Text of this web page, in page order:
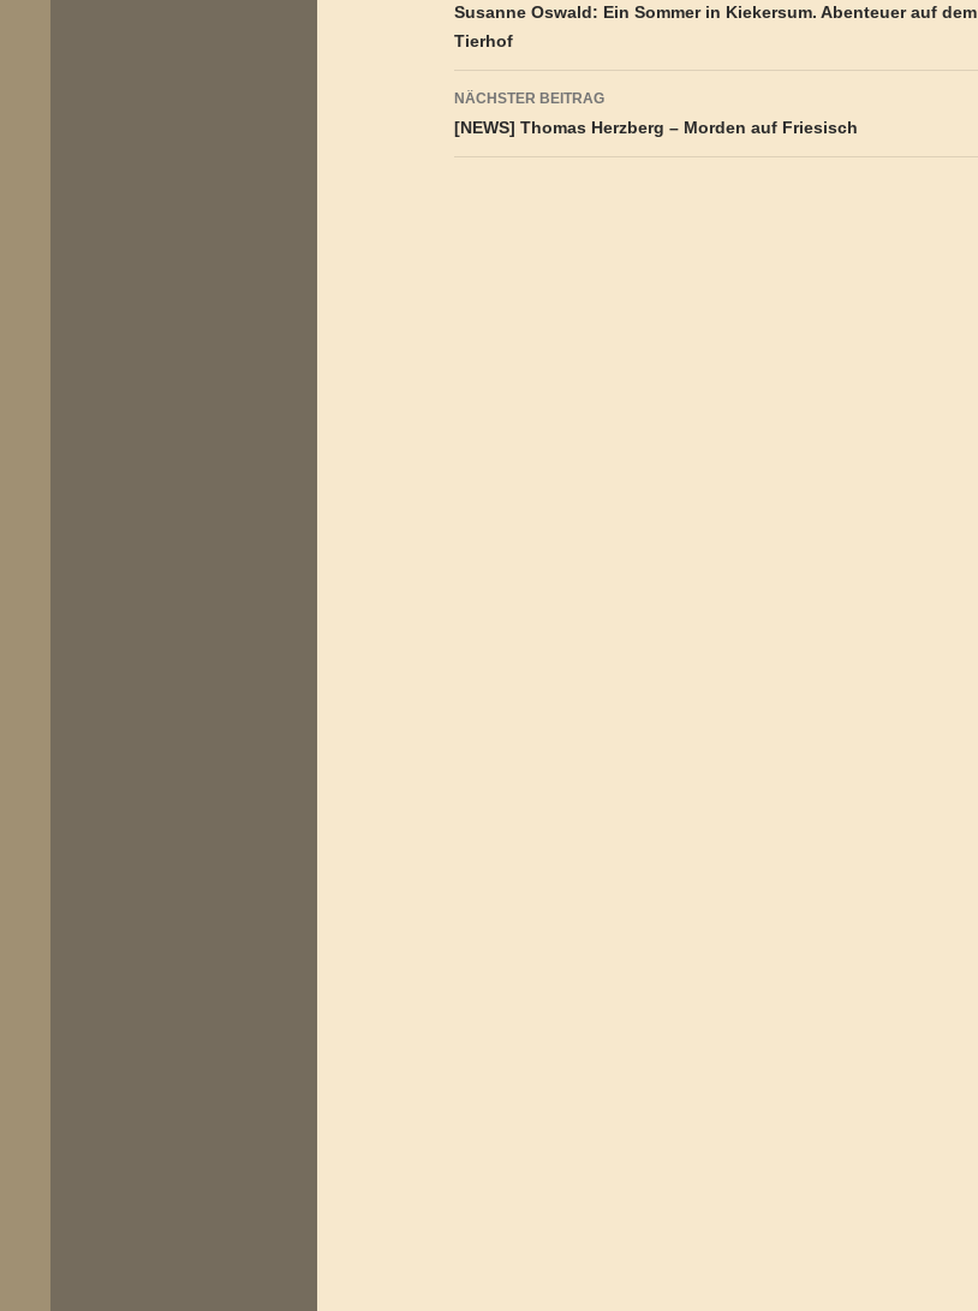
Susanne Oswald: Ein Sommer in Kiekersum. Abenteuer auf dem
Tierhof
NÄCHSTER BEITRAG
[NEWS] Thomas Herzberg – Morden auf Friesisch